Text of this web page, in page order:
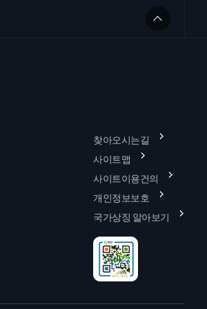
찾아오시는길
사이트맵
사이트이용건의
개인정보보호
국가상징 알아보기